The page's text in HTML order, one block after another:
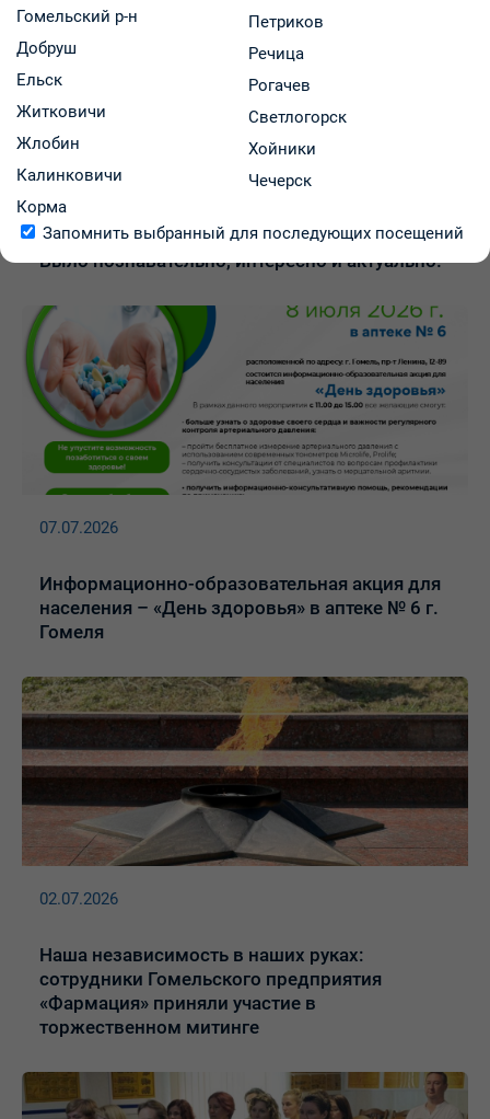
10.07.2026
Было познавательно, интересно и актуально!
07.07.2026
Информационно-образовательная акция для
населения – «День здоровья» в аптеке № 6 г.
Гомеля
02.07.2026
Наша независимость в наших руках:
сотрудники Гомельского предприятия
«Фармация» приняли участие в
торжественном митинге
Гомельский р-н
Добруш
Ельск
Житковичи
Жлобин
Калинковичи
Корма
Петриков
Речица
Рогачев
Светлогорск
Хойники
Чечерск
Запомнить выбранный для последующих посещений